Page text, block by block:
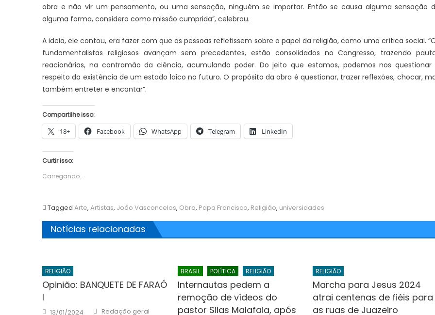
obra e não vir um pensamento, ou uma sensação, ninguém se importar. Então se causa alguma sensação
alguma forma, considero como missão cumprida”, celebrou.
A ideia, ele contou, era fazer com que as pessoas refletissem sobre o papel da religião, como uma crítica social.
fundamentalistas religiosos avançam sem precedentes, estão consolidados no Congresso, trazendo
reacionárias, na contramão da ciência, acumulando poder. Do jeito que estamos, podemos nos questionar
respeito da existência de um estado laico no futuro. O propósito da obra é questionar, trazer reflexões, chocar,
também entreter e encantar”.
Compartilhe isso:
18+ Facebook WhatsApp Telegram LinkedIn
Curtir isso:
Carregando...
Tagged Arte, Artistas, João Vasconcelos, Obra, Papa Francisco, Religião, universidades
Notícias relacionadas
RELIGIÃO
Opinião: BANQUETE DE FARAÓ
I
Posted
13/01/2024 Author
Redação geral
BRASIL POLÍTICA RELIGIÃO
Internautas pedem a
remoção de vídeos do
pastor Silas Malafaia, após
RELIGIÃO
Marcha para Jesus 2024
atrai centenas de fiéis para
as ruas de Juazeiro